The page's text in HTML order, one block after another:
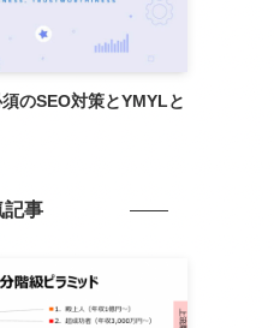
のSEO対策とYMYLと
記事